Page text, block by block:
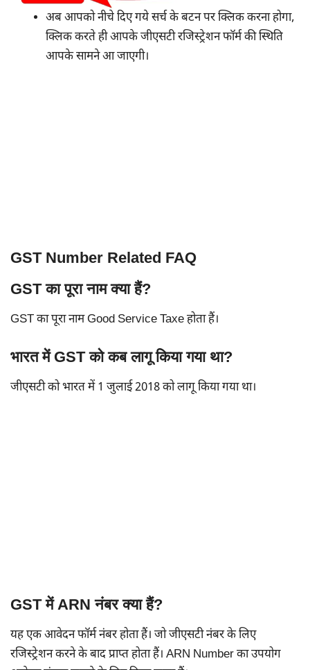
अब आपको नीचे दिए गये सर्च के बटन पर क्लिक करना होगा,
क्लिक करते ही आपके जीएसटी रजिस्ट्रेशन फॉर्म की स्थिति
आपके सामने आ जाएगी।
GST Number Related FAQ
GST का पूरा नाम क्या हैं?
GST का पूरा नाम Good Service Taxe होता हैं।
भारत में GST को कब लागू किया गया था?
जीएसटी को भारत में 1 जुलाई 2018 को लागू किया गया था।
GST में ARN नंबर क्या हैं?
यह एक आवेदन फॉर्म नंबर होता हैं। जो जीएसटी नंबर के लिए
रजिस्ट्रेशन करने के बाद प्राप्त होता हैं। ARN Number का उपयोग